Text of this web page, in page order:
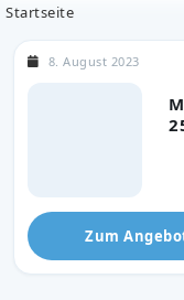
Startseite
8. August 2023
Zum